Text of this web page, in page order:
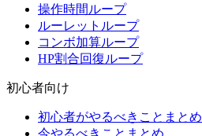
操作時間ループ
ルーレットループ
コンボ加算ループ
HP割合回復ループ
初心者向け
初心者がやるべきことまとめ
今やるべきことまとめ